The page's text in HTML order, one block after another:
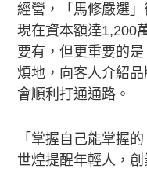
經營，「馬修嚴選
現在資本額達1,200
要有，但更重要的
煩地，向客人介紹
會順利打通通路。
「掌握自己能掌握
世煌提醒年輕人，